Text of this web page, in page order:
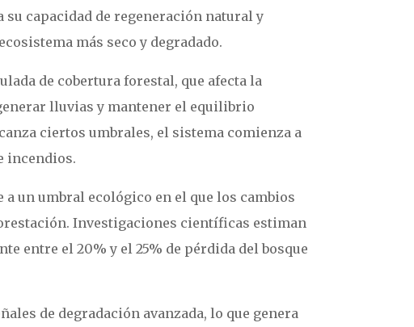
capacidad de regeneración natural y
más seco y degradado.
de cobertura forestal, que afecta la
lluvias y mantener el equilibrio
ciertos umbrales, el sistema comienza a
incendios.
un umbral ecológico en el que los cambios
Investigaciones científicas estiman
entre el 20% y el 25% de pérdida del bosque
de degradación avanzada, lo que genera